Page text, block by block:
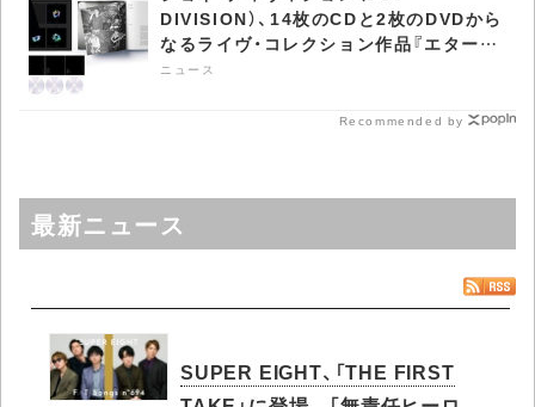
DIVISION）、14枚のCDと2枚のDVDから
なるライヴ・コレクション作品『エターナ
ル』世界同時発売 - CDJournal ニュース
ニュース
Recommended by
最新ニュース
SUPER EIGHT、「THE FIRST